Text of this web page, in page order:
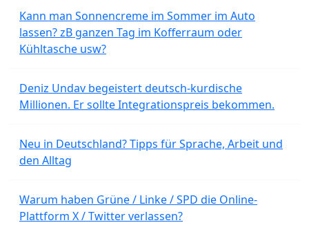
Kann man Sonnencreme im Sommer im Auto
lassen? zB ganzen Tag im Kofferraum oder
Kühltasche usw?
Deniz Undav begeistert deutsch-kurdische
Millionen. Er sollte Integrationspreis bekommen.
Neu in Deutschland? Tipps für Sprache, Arbeit und
den Alltag
Warum haben Grüne / Linke / SPD die Online-
Plattform X / Twitter verlassen?